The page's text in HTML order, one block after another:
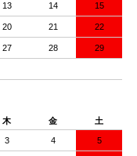
13 14 15
20 21 22
27 28 29
木 金 土
3 4 5